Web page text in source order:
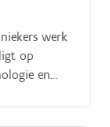
werk
op
en